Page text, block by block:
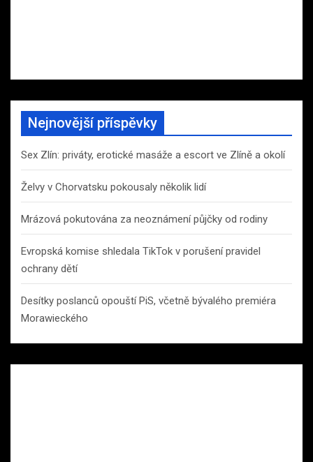
Nejnovější příspěvky
Sex Zlín: priváty, erotické masáže a escort ve Zlíně a okolí
Želvy v Chorvatsku pokousaly několik lidí
Mrázová pokutována za neoznámení půjčky od rodiny
Evropská komise shledala TikTok v porušení pravidel
ochrany dětí
Desítky poslanců opouští PiS, včetně bývalého premiéra
Morawieckého